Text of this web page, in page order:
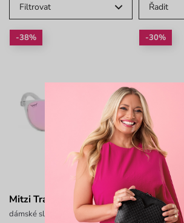
Filtrovat Řadit
-38%
Mitzi Transparent
dámské sluneční brýle s transparentními obroučkami
-30%
Mitzi Blue